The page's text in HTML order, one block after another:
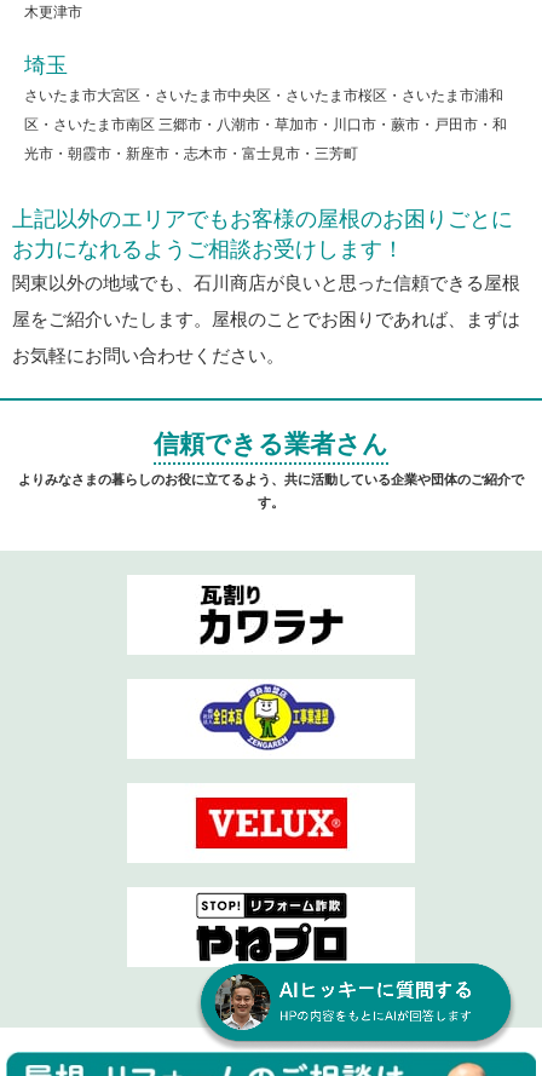
木更津市
埼玉
さいたま市大宮区・さいたま市中央区・さいたま市桜区・さいたま市浦和
区・さいたま市南区 三郷市・八潮市・草加市・川口市・蕨市・戸田市・和
光市・朝霞市・新座市・志木市・富士見市・三芳町
上記以外のエリアでもお客様の屋根のお困りごとに
お力になれるようご相談お受けします！
関東以外の地域でも、石川商店が良いと思った信頼できる屋根
屋をご紹介いたします。屋根のことでお困りであれば、まずは
お気軽にお問い合わせください。
信頼できる業者さん
よりみなさまの暮らしのお役に立てるよう、共に活動している企業や団体のご紹介で
す。